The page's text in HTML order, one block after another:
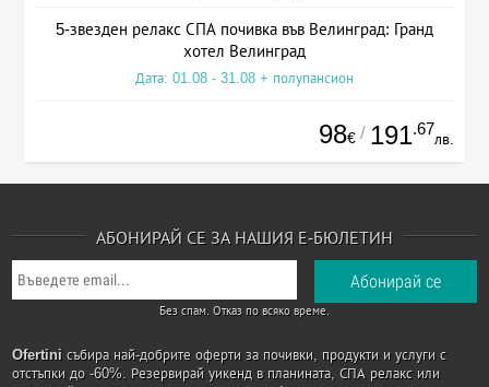
5-звезден релакс СПА почивка във Велинград: Гранд
хотел Велинград
Дата: 01.08 - 31.08 + полупансион
98€ / 191.67
лв.
АБОНИРАЙ СЕ ЗА НАШИЯ Е-БЮЛЕТИН
Без спам. Отказ по всяко време.
Ofertini събира най-добрите оферти за почивки, продукти и услуги с
отстъпки до -60%. Резервирай уикенд в планината, СПА релакс или